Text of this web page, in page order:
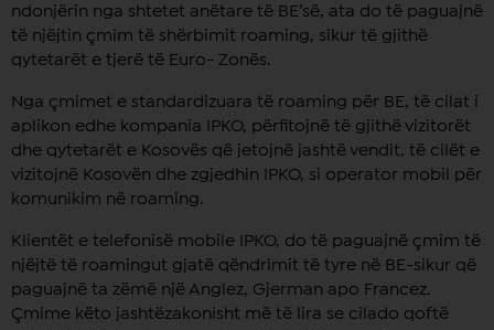
ndonjërin nga shtetet anëtare të BE’së, ata do të paguajnë
të njëjtin çmim të shërbimit roaming, sikur të gjithë
qytetarët e tjerë të Euro- Zonës.
Nga çmimet e standardizuara të roaming për BE, të cilat i
aplikon edhe kompania IPKO, përfitojnë të gjithë vizitorët
dhe qytetarët e Kosovës që jetojnë jashtë vendit, të cilët e
vizitojnë Kosovën dhe zgjedhin IPKO, si operator mobil për
komunikim në roaming.
Klientët e telefonisë mobile IPKO, do të paguajnë çmim të
njëjtë të roamingut gjatë qëndrimit të tyre në BE-sikur që
paguajnë ta zëmë një Anglez, Gjerman apo Francez.
Çmime këto jashtëzakonisht më të lira se cilado qoftë